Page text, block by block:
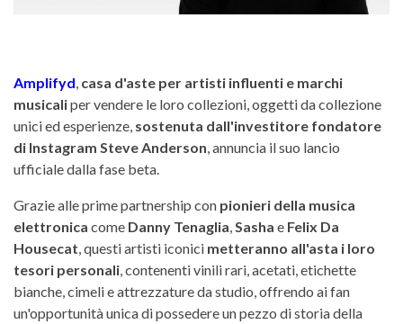
Amplifyd, casa d'aste per artisti influenti e marchi
musicaliper vendere le loro collezioni, oggetti da collezione
unici ed esperienze, sostenuta dall'investitore fondatore
di Instagram Steve Anderson, annuncia il suo lancio
ufficiale dalla fase beta.
Grazie alle prime partnership con pionieri della musica
elettronica come Danny Tenaglia,Sasha e Felix Da
Housecat, questi artisti iconici metteranno all'asta i loro
tesori personali, contenenti vinili rari, acetati, etichette
bianche, cimeli e attrezzature da studio, offrendo ai fan
un'opportunità unica di possedere un pezzo di storia della